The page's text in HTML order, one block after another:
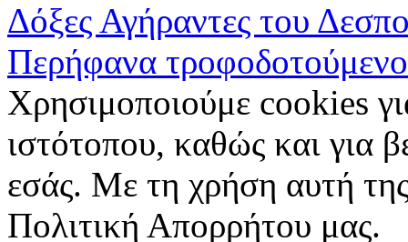
Δόξες Αγήραντες του
Περήφανα
Χρησιμοποιούμε cookies
ιστότοπου, καθώς και για
εσάς. Με τη χρήση αυτή
Πολιτική Απορρήτου μας.